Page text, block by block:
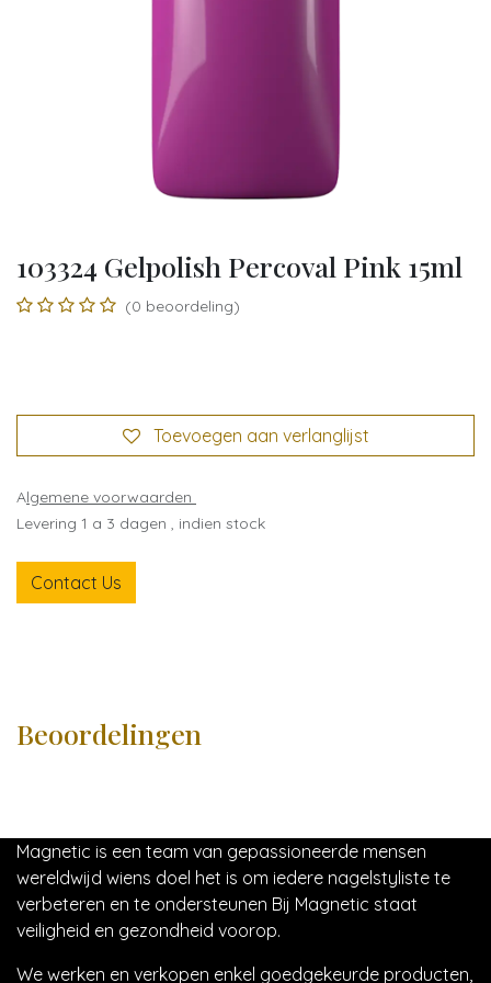
103324 Gelpolish Percoval Pink 15ml
(0 beoordeling)
Toevoegen aan verlanglijst
Algemene voorwaarden
Levering 1 a 3 dagen , indien stock
Contact Us
Beoordelingen
Magnetic is een team van gepassioneerde mensen
wereldwijd wiens doel het is om iedere nagelstyliste te
verbeteren en te ondersteunen Bij Magnetic staat
veiligheid en gezondheid voorop.
We werken en verkopen enkel goedgekeurde producten,